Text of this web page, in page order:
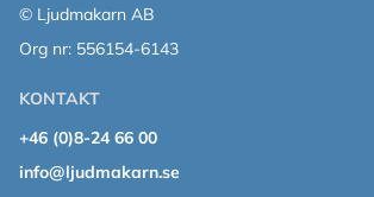
© Ljudmakarn AB
Org nr: 556154-6143
KONTAKT
+46 (0)8-24 66 00
info@ljudmakarn.se